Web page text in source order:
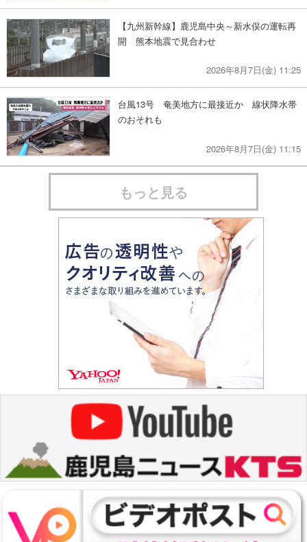
【九州新幹線】鹿児島中央～新水俣の運転再
開 熊本地震で見合わせ
2026年8月7日(金) 11:25
台風13号 奄美地方に最接近か 線状降水帯
のおそれも
2026年8月7日(金) 11:15
もっと見る